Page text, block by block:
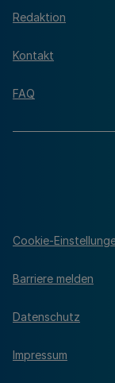
Redaktion
Kontakt
FAQ
Cookie-
Barriere melden
Datenschutz
Impressum